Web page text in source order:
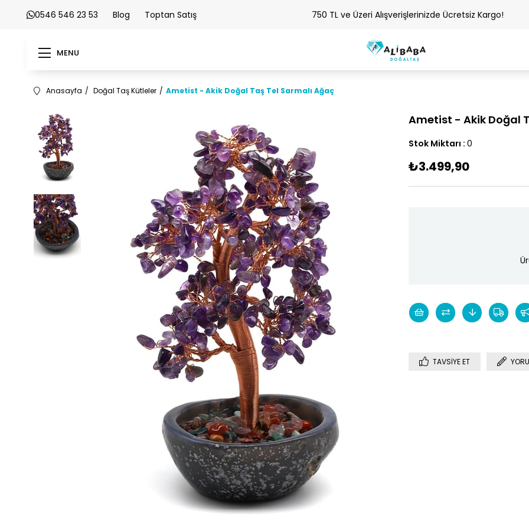
0546 546 23 53 Blog Toptan Satış 750 TL ve Üzeri Alışverişlerinizde Ücretsiz Kargo!
MENU
Anasayfa Doğal Taş Kütleler Ametist - Akik Doğal Taş Tel Sarmalı Ağaç
Ametist - Akik Doğal
Stok Miktarı : 0
₺3.499,90
TAVSIYE ET